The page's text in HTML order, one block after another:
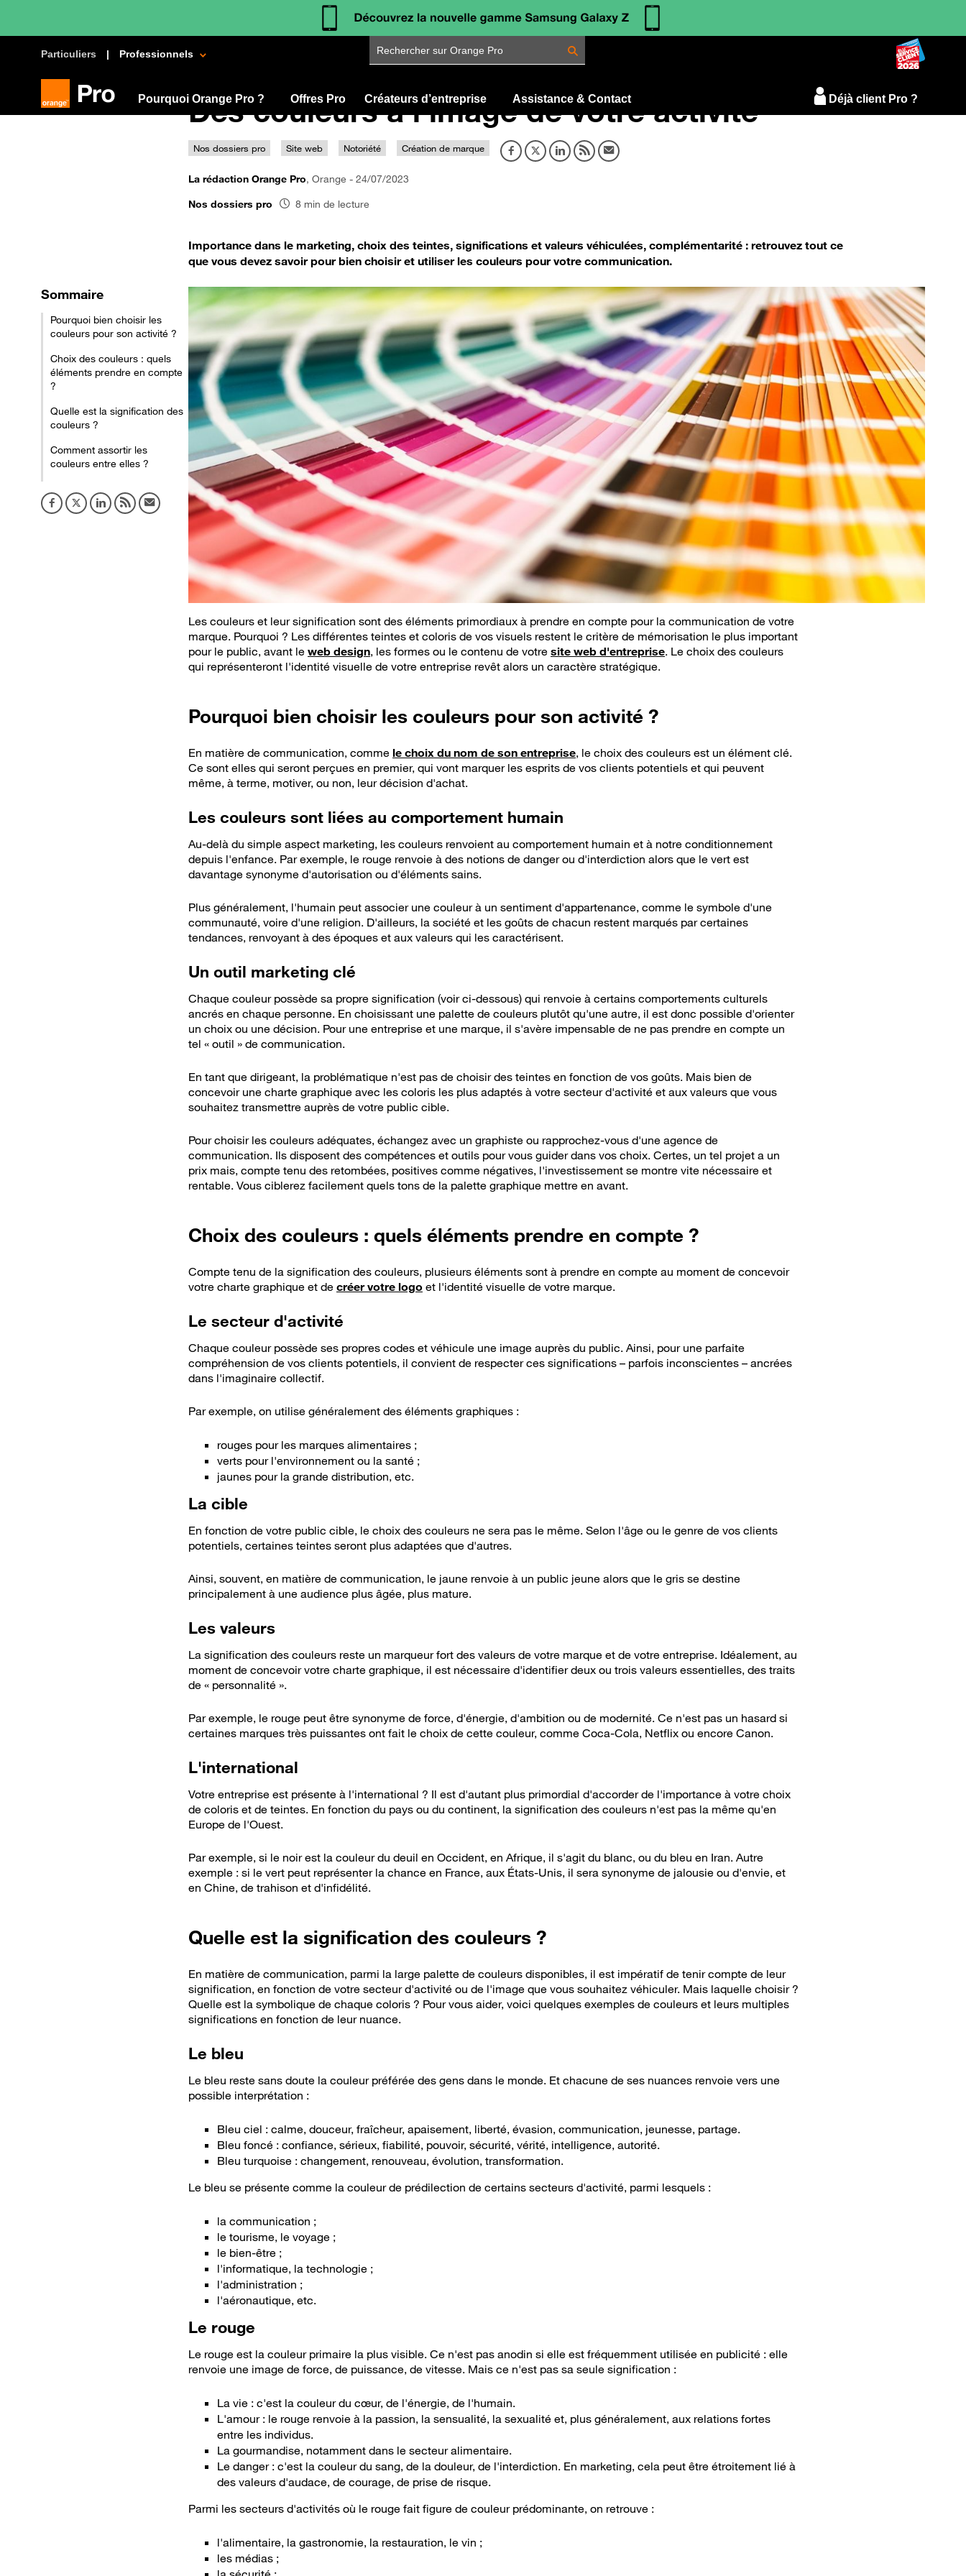
Particuliers Professionnels
Rechercher sur Orange Pro
Pourquoi Orange Pro ? Offres Pro Créateurs d’entreprise Assistance & Contact Déjà client Pro ?
Des couleurs à l'image de votre activité
Nos dossiers pro Site web Notoriété Création de marque
La rédaction Orange Pro, Orange - 24/07/2023
Nos dossiers pro 8 min de lecture
Importance dans le marketing, choix des teintes, significations et valeurs véhiculées, complémentarité : retrouvez tout ce
que vous devez savoir pour bien choisir et utiliser les couleurs pour votre communication.
Sommaire
Pourquoi bien choisir les
couleurs pour son activité ?
Choix des couleurs : quels
éléments prendre en compte
?
Quelle est la signification des
couleurs ?
Comment assortir les
couleurs entre elles ?
Les couleurs et leur signification sont des éléments primordiaux à prendre en compte pour la communication de votre
marque. Pourquoi ? Les différentes teintes et coloris de vos visuels restent le critère de mémorisation le plus important
pour le public, avant le web design, les formes ou le contenu de votre site web d'entreprise. Le choix des couleurs
qui représenteront l'identité visuelle de votre entreprise revêt alors un caractère stratégique.
Pourquoi bien choisir les couleurs pour son activité ?
En matière de communication, comme le choix du nom de son entreprise, le choix des couleurs est un élément clé.
Ce sont elles qui seront perçues en premier, qui vont marquer les esprits de vos clients potentiels et qui peuvent
même, à terme, motiver, ou non, leur décision d'achat.
Les couleurs sont liées au comportement humain
Au-delà du simple aspect marketing, les couleurs renvoient au comportement humain et à notre conditionnement
depuis l'enfance. Par exemple, le rouge renvoie à des notions de danger ou d'interdiction alors que le vert est
davantage synonyme d'autorisation ou d'éléments sains.
Plus généralement, l'humain peut associer une couleur à un sentiment d'appartenance, comme le symbole d'une
communauté, voire d'une religion. D'ailleurs, la société et les goûts de chacun restent marqués par certaines
tendances, renvoyant à des époques et aux valeurs qui les caractérisent.
Un outil marketing clé
Chaque couleur possède sa propre signification (voir ci-dessous) qui renvoie à certains comportements culturels
ancrés en chaque personne. En choisissant une palette de couleurs plutôt qu'une autre, il est donc possible d'orienter
un choix ou une décision. Pour une entreprise et une marque, il s'avère impensable de ne pas prendre en compte un
tel « outil » de communication.
En tant que dirigeant, la problématique n'est pas de choisir des teintes en fonction de vos goûts. Mais bien de
concevoir une charte graphique avec les coloris les plus adaptés à votre secteur d'activité et aux valeurs que vous
souhaitez transmettre auprès de votre public cible.
Pour choisir les couleurs adéquates, échangez avec un graphiste ou rapprochez-vous d'une agence de
communication. Ils disposent des compétences et outils pour vous guider dans vos choix. Certes, un tel projet a un
prix mais, compte tenu des retombées, positives comme négatives, l'investissement se montre vite nécessaire et
rentable. Vous ciblerez facilement quels tons de la palette graphique mettre en avant.
Choix des couleurs : quels éléments prendre en compte ?
Compte tenu de la signification des couleurs, plusieurs éléments sont à prendre en compte au moment de concevoir
votre charte graphique et de créer votre logo et l'identité visuelle de votre marque.
Le secteur d'activité
Chaque couleur possède ses propres codes et véhicule une image auprès du public. Ainsi, pour une parfaite
compréhension de vos clients potentiels, il convient de respecter ces significations – parfois inconscientes – ancrées
dans l'imaginaire collectif.
Par exemple, on utilise généralement des éléments graphiques :
rouges pour les marques alimentaires ;
verts pour l'environnement ou la santé ;
jaunes pour la grande distribution, etc.
La cible
En fonction de votre public cible, le choix des couleurs ne sera pas le même. Selon l'âge ou le genre de vos clients
potentiels, certaines teintes seront plus adaptées que d'autres.
Ainsi, souvent, en matière de communication, le jaune renvoie à un public jeune alors que le gris se destine
principalement à une audience plus âgée, plus mature.
Les valeurs
La signification des couleurs reste un marqueur fort des valeurs de votre marque et de votre entreprise. Idéalement, au
moment de concevoir votre charte graphique, il est nécessaire d'identifier deux ou trois valeurs essentielles, des traits
de « personnalité ».
Par exemple, le rouge peut être synonyme de force, d'énergie, d'ambition ou de modernité. Ce n'est pas un hasard si
certaines marques très puissantes ont fait le choix de cette couleur, comme Coca-Cola, Netflix ou encore Canon.
L'international
Votre entreprise est présente à l'international ? Il est d'autant plus primordial d'accorder de l'importance à votre choix
de coloris et de teintes. En fonction du pays ou du continent, la signification des couleurs n'est pas la même qu'en
Europe de l'Ouest.
Par exemple, si le noir est la couleur du deuil en Occident, en Afrique, il s'agit du blanc, ou du bleu en Iran. Autre
exemple : si le vert peut représenter la chance en France, aux États-Unis, il sera synonyme de jalousie ou d'envie, et
en Chine, de trahison et d'infidélité.
Quelle est la signification des couleurs ?
En matière de communication, parmi la large palette de couleurs disponibles, il est impératif de tenir compte de leur
signification, en fonction de votre secteur d'activité ou de l'image que vous souhaitez véhiculer. Mais laquelle choisir ?
Quelle est la symbolique de chaque coloris ? Pour vous aider, voici quelques exemples de couleurs et leurs multiples
significations en fonction de leur nuance.
Le bleu
Le bleu reste sans doute la couleur préférée des gens dans le monde. Et chacune de ses nuances renvoie vers une
possible interprétation :
Bleu ciel : calme, douceur, fraîcheur, apaisement, liberté, évasion, communication, jeunesse, partage.
Bleu foncé : confiance, sérieux, fiabilité, pouvoir, sécurité, vérité, intelligence, autorité.
Bleu turquoise : changement, renouveau, évolution, transformation.
Le bleu se présente comme la couleur de prédilection de certains secteurs d'activité, parmi lesquels :
la communication ;
le tourisme, le voyage ;
le bien-être ;
l'informatique, la technologie ;
l'administration ;
l'aéronautique, etc.
Le rouge
Le rouge est la couleur primaire la plus visible. Ce n'est pas anodin si elle est fréquemment utilisée en publicité : elle
renvoie une image de force, de puissance, de vitesse. Mais ce n'est pas sa seule signification :
La vie : c'est la couleur du cœur, de l'énergie, de l'humain.
L'amour : le rouge renvoie à la passion, la sensualité, la sexualité et, plus généralement, aux relations fortes
entre les individus.
La gourmandise, notamment dans le secteur alimentaire.
Le danger : c'est la couleur du sang, de la douleur, de l'interdiction. En marketing, cela peut être étroitement lié à
des valeurs d'audace, de courage, de prise de risque.
Parmi les secteurs d'activités où le rouge fait figure de couleur prédominante, on retrouve :
l'alimentaire, la gastronomie, la restauration, le vin ;
les médias ;